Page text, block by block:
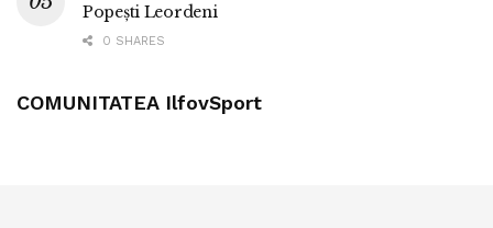
Popești Leordeni
0 SHARES
COMUNITATEA IlfovSport